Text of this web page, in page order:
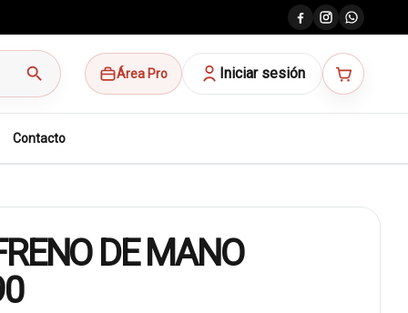
search Área Pro Iniciar sesión
Contacto
DE MANO